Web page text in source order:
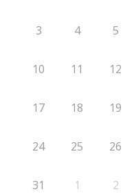
3 4 5
10 11 12
17 18 19
24 25 26
31 1 2